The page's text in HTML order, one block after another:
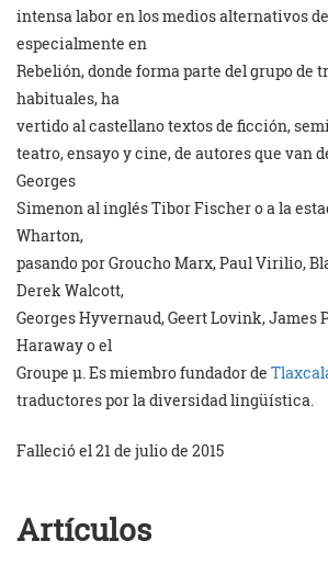
intensa labor en los medios alternativos
especialmente en
Rebelión, donde forma parte del grupo de
habituales, ha
vertido al castellano textos de ficción,
teatro, ensayo y cine, de autores que van
Georges
Simenon al inglés Tibor Fischer o a la
Wharton,
pasando por Groucho Marx, Paul Virilio,
Derek Walcott,
Georges Hyvernaud, Geert Lovink, James
Haraway o el
Groupe µ. Es miembro fundador de
traductores por la diversidad lingüística.
Falleció el 21 de julio de 2015
Artículos